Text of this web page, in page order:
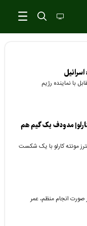
اسرائیل
با نماینده رژیم
مدودف یک گیم هم‌
مونته کارلو با یک شکست
انجام منظم، عمر